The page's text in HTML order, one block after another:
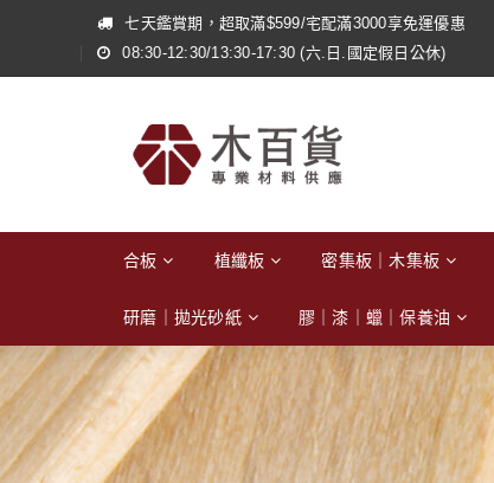
七天鑑賞期，超取滿$599/宅配滿3000享免運優惠
08:30-12:30/13:30-17:30 (六.日.國定假日公休)
合板 植纖板 密集板｜木集板
研磨｜拋光砂紙 膠｜漆｜蠟｜保養油